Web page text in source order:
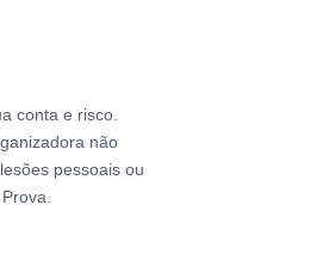
conta e risco.
não
pessoais ou